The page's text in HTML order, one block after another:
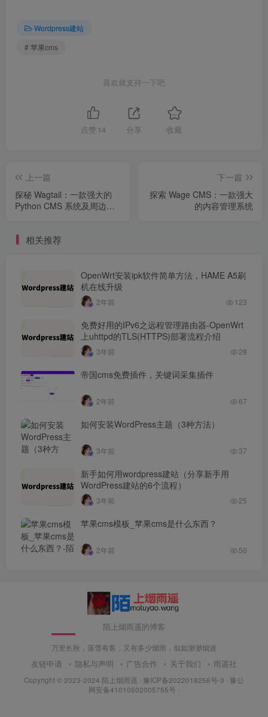
Wordpress建站
# 苹果cms
喜欢就支持一下吧
点赞 14 分享 收藏
上一篇
探秘 Wagtail：一款强大的
Python CMS 系统及周边资
下一篇
探索 Wage CMS：一款强大
的内容管理系统
相关推荐
OpenWrt安装ipk软件简单方法，HAME A5刷
机在线升级
2年前 123
免费好用的IPv6之远程管理路由器-OpenWrt
上uhttpd的TLS(HTTPS)部署流程介绍
3年前 28
帝国cms免费插件，关键词采集插件
2年前 67
如何安装WordPress主题（3种方法）
3年前 37
新手如何用wordpress建站（分享新手用
WordPress建站的6个流程）
3年前 25
苹果cms模板_苹果cms是什么东西？
2年前 50
陌上烟雨遥的博客
万里长秋，落雪有客，又有多少烟雨，似如渺渺烟波
友链申请 隐私与声明 广告合作 关于我们 雨遥社
Copyright © 2023-2024 陌上烟雨遥 · 豫ICP备2022018256号-3 · 豫公
网安备41010502005755号 ·